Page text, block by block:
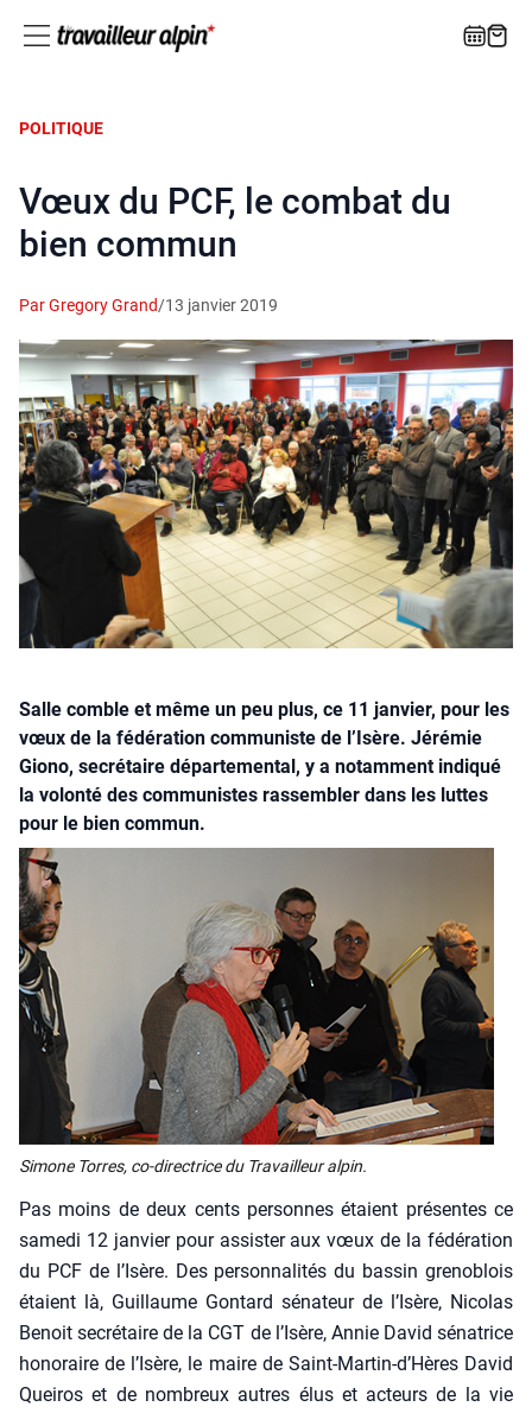
POLITIQUE
Vœux du PCF, le combat du
bien commun
Par Gregory Grand/13 janvier 2019
Salle comble et même un peu plus, ce 11 janvier, pour les
vœux de la fédération communiste de l’Isère. Jérémie
Giono, secrétaire départemental, y a notamment indiqué
la volonté des communistes rassembler dans les luttes
pour le bien commun.
Simone Torres, co-direc­trice du Tra­vailleur alpin.
Pas moins de deux cents per­sonnes étaient pré­sentes ce
same­di 12 jan­vier pour assis­ter aux vœux de la fédé­ra­tion
du PCF de l’Isère. Des per­son­na­li­tés du bas­sin gre­no­blois
étaient là, Guillaume Gon­tard séna­teur de l’Isère, Nico­las
Benoit secré­taire de la CGT de l’Isère, Annie David séna­trice
hono­raire de l’Isère, le maire de Saint-Martin‑d’Hères David
Quei­ros et de nom­breux autres élus et acteurs de la vie